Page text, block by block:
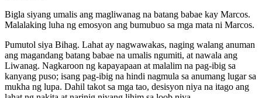
Bigla siyang umalis ang magliwanag na batang babae kay Marcos.
Malalaking luha ng emosyon ang bumubuo sa mga mata ni Marcos.
Pumutol siya Bihag. Lahat ay nagwawakas, naging walang anuman
ang magandang batang babae na umalis ngumiti, at nawala ang
Liwanag. Nagkaroon ng kapayapaan at malalim na pag-ibig sa
kanyang puso; isang pag-ibig na hindi nagmula sa anumang lugar sa
mukha ng lupa. Dahil takot sa mga tao, desisyon niya na itago ang